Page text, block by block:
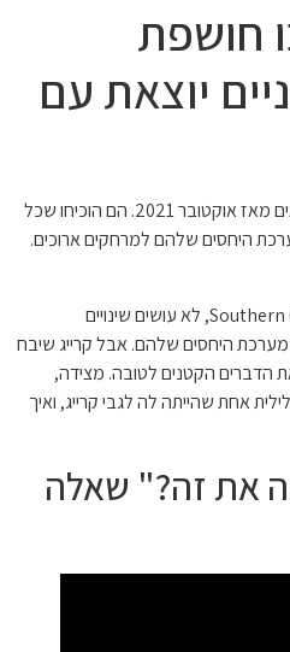
חושפת
יוצאת עם
יוצאים מאז אוקטובר 2021. הם הוכיחו שכל
היחסים שלהם למרחקים ארוכים.
לא פייג' ולא החבר שלה ב-Southern Charm, לא עושים שינויים
היחסים שלהם. אבל קרייג שיבח
הקטנים לטובה. מצידה,
אחת שהייתה לה לגבי קרייג, ואיך
את זה?" שאלה